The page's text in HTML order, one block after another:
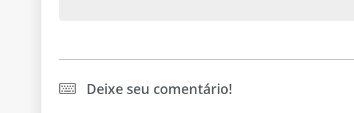
Deixe seu comentário!